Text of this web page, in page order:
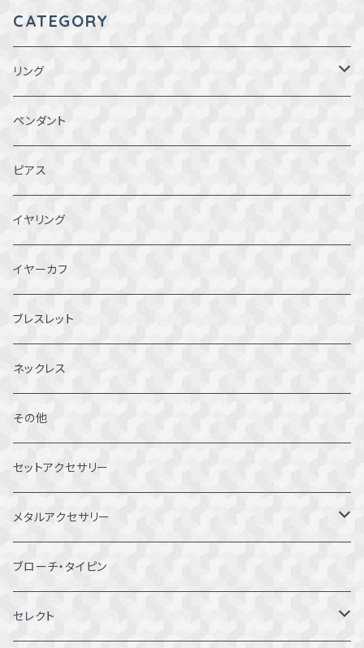
CATEGORY
リング
1～1.5号
2～2.5号
3~3.5号
4～4.5号
5～5.5号
6～6.5号
7～7.5号
8～8.5号
9～9.5号
10～10.5号
11～11.5号
ペンダント
ピアス
イヤリング
イヤーカフ
ブレスレット
ネックレス
その他
セットアクセサリー
メタルアクセサリー
ピアス
リング
ブローチ・タイピン
セレクト